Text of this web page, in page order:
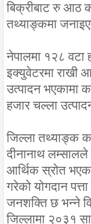
बिक्रीबाट रु आठ
तथ्याङ्कमा
नेपालमा १२८ वटा
इक्युवेटरमा राखी
उत्पादन भएकामा
हजार चल्ला
जिल्ला तथ्याङ्क
दीनानाथ
आर्थिक स्रोत
गरेको योगदान
जनशक्ति छ भन्ने
जिल्लामा २०३१